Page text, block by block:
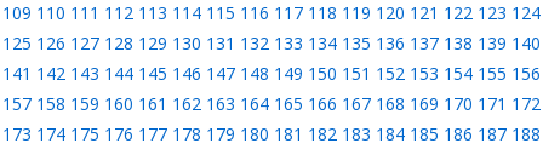
109 110 111 112 113 114 115 116 117 118 119 120 121 122 123 124
125 126 127 128 129 130 131 132 133 134 135 136 137 138 139 140
141 142 143 144 145 146 147 148 149 150 151 152 153 154 155 156
157 158 159 160 161 162 163 164 165 166 167 168 169 170 171 172
173 174 175 176 177 178 179 180 181 182 183 184 185 186 187 188